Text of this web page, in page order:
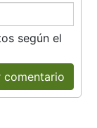
según el
comentario